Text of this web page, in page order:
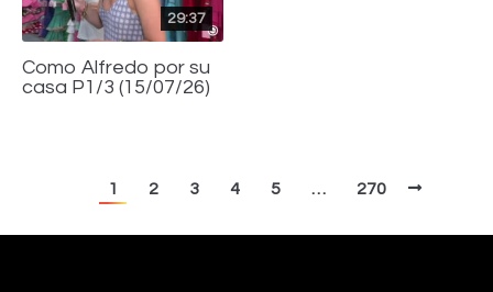
29:37
Como Alfredo por su
casa P1/3 (15/07/26)
1 2 3 4 5 … 270